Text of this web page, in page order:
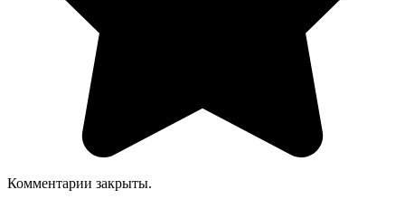
Комментарии закрыты.